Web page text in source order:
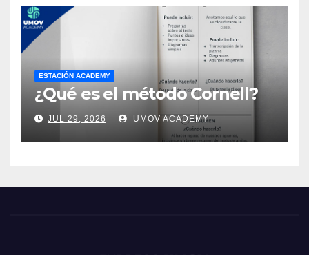
ESTACIÓN ACADEMY
¿Qué es el método Cornell?
JUL 29, 2026 UMOV ACADEMY